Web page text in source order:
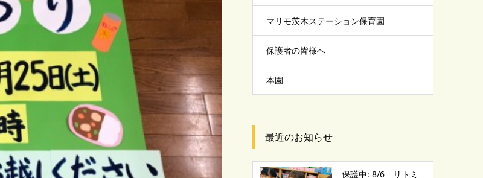
マリモ茨木ステーション保育園
保護者の皆様へ
本園
最近のお知らせ
保護中: 8/6 リトミ